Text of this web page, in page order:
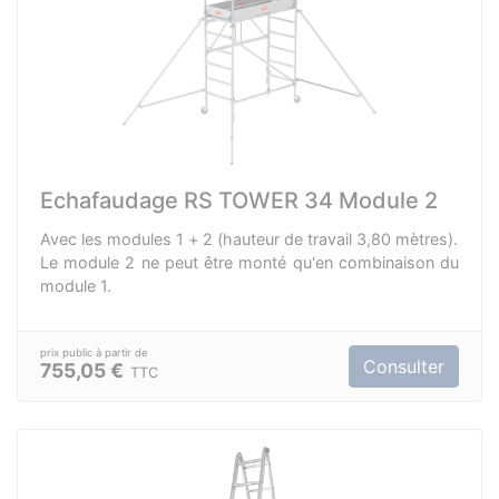
Echafaudage RS TOWER 34 Module 2
Avec les modules 1 + 2 (hauteur de travail 3,80 mètres).
Le module 2 ne peut être monté qu'en combinaison du
module 1.
755,05 € TTC Consulter